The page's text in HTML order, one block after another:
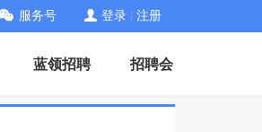
服务号 登录 注册
蓝领招聘 招聘会